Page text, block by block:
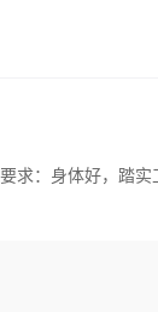
求：身体好，踏